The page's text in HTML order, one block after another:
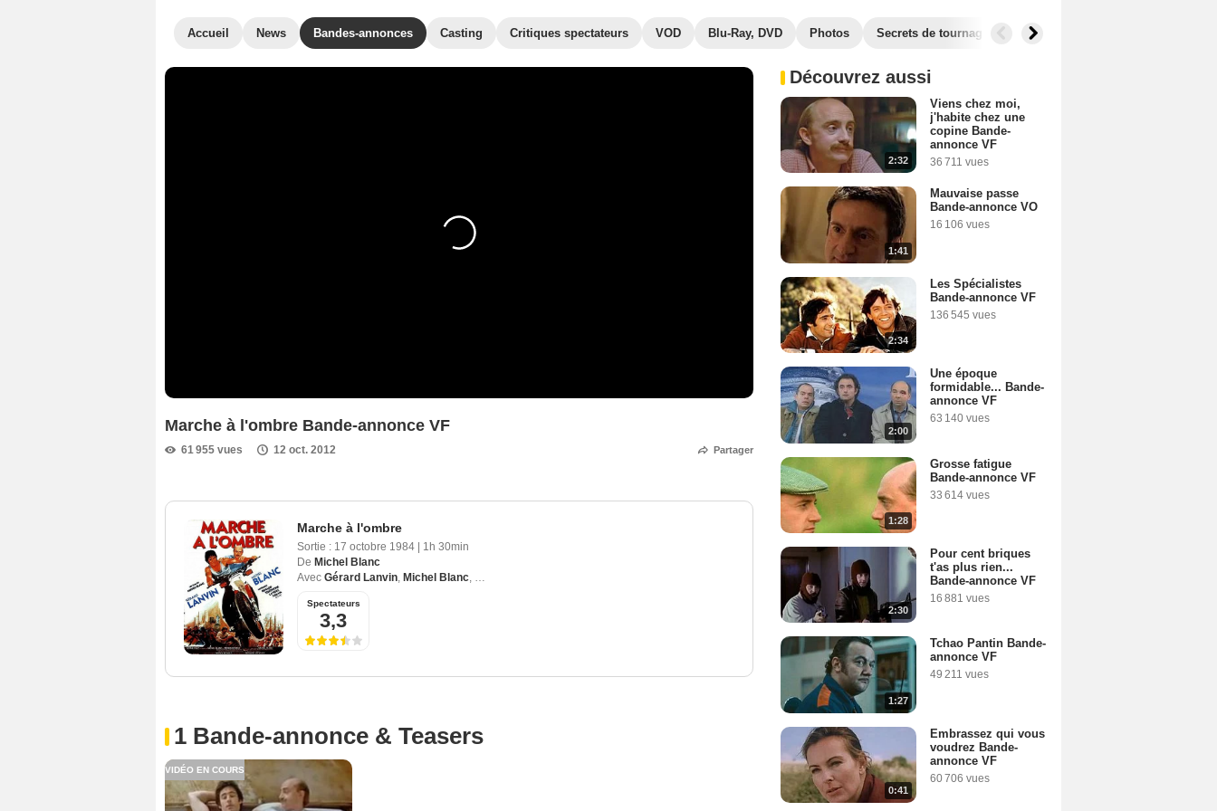
Accueil News Bandes-annonces Casting Critiques spectateurs VOD Blu-Ray, DVD Photos Secrets de tournage Récompenses
Marche à l'ombre Bande-annonce VF
61 955 vues 12 oct. 2012 Partager
Marche à l'ombre
Sortie : 17 octobre 1984
1h 30min
De Michel Blanc
Avec Gérard Lanvin, Michel Blanc, Sophie Duez
Spectateurs
3,3
1 Bande-annonce & Teasers
VIDÉO EN COURS
Découvrez aussi
2:32
Viens chez moi,
j'habite chez une
copine Bande-
annonce VF
36 711 vues
1:41
Mauvaise passe
Bande-annonce VO
16 106 vues
2:34
Les Spécialistes
Bande-annonce VF
136 545 vues
2:00
Une époque
formidable... Bande-
annonce VF
63 140 vues
1:28
Grosse fatigue
Bande-annonce VF
33 614 vues
2:30
Pour cent briques
t'as plus rien...
Bande-annonce VF
16 881 vues
1:27
Tchao Pantin Bande-
annonce VF
49 211 vues
0:41
Embrassez qui vous
voudrez Bande-
annonce VF
60 706 vues